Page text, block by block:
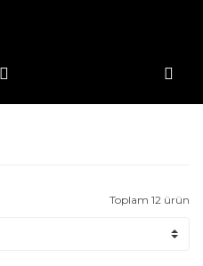
Toplam 12 ürün